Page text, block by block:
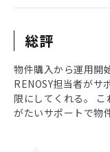
総評
物件購入から運用開
RENOSY担当者がサ
限にしてくれる。
がたいサポートで物